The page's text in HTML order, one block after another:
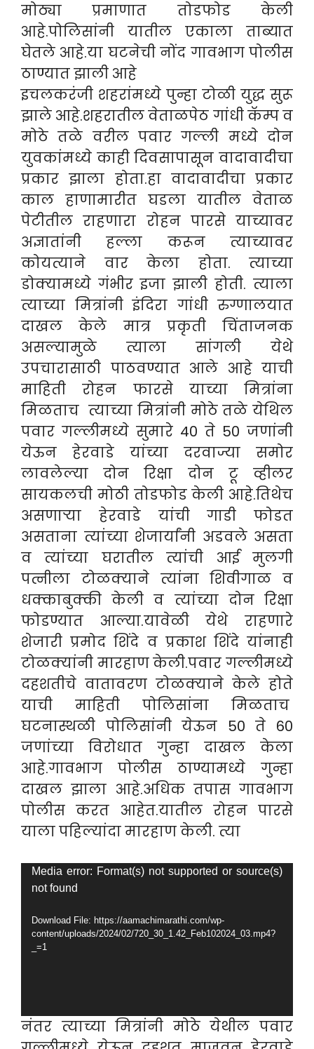
मोठ्या प्रमाणात तोडफोड केली
आहे.पोलिसांनी यातील एकाला ताब्यात
घेतले आहे.या घटनेची नोंद गावभाग पोलीस
ठाण्यात झाली आहे
इचलकरंजी शहरांमध्ये पुन्हा टोळी युद्ध सुरू
झाले आहे.शहरातील वेताळपेठ गांधी कॅम्प व
मोठे तळे वरील पवार गल्ली मध्ये दोन
युवकांमध्ये काही दिवसापासून वादावादीचा
प्रकार झाला होता.हा वादावादीचा प्रकार
काल हाणामारीत घडला यातील वेताळ
पेटीतील राहणारा रोहन पारसे याच्यावर
अज्ञातांनी हल्ला करून त्याच्यावर
कोयत्याने वार केला होता. त्याच्या
डोक्यामध्ये गंभीर इजा झाली होती. त्याला
त्याच्या मित्रांनी इंदिरा गांधी रुग्णालयात
दाखल केले मात्र प्रकृती चिंताजनक
असल्यामुळे त्याला सांगली येथे
उपचारासाठी पाठवण्यात आले आहे याची
माहिती रोहन फारसे याच्या मित्रांना
मिळताच त्याच्या मित्रांनी मोठे तळे येथिल
पवार गल्लीमध्ये सुमारे 40 ते 50 जणांनी
येऊन हेरवाडे यांच्या दरवाज्या समोर
लावलेल्या दोन रिक्षा दोन टू व्हीलर
सायकलची मोठी तोडफोड केली आहे.तिथेच
असणाऱ्या हेरवाडे यांची गाडी फोडत
असताना त्यांच्या शेजार्यांनी अडवले असता
व त्यांच्या घरातील त्यांची आई मुलगी
पत्नीला टोळक्याने त्यांना शिवीगाळ व
धक्काबुक्की केली व त्यांच्या दोन रिक्षा
फोडण्यात आल्या.यावेळी येथे राहणारे
शेजारी प्रमोद शिंदे व प्रकाश शिंदे यांनाही
टोळक्यांनी मारहाण केली.पवार गल्लीमध्ये
दहशतीचे वातावरण टोळक्याने केले होते
याची माहिती पोलिसांना मिळताच
घटनास्थळी पोलिसांनी येऊन 50 ते 60
जणांच्या विरोधात गुन्हा दाखल केला
आहे.गावभाग पोलीस ठाण्यामध्ये गुन्हा
दाखल झाला आहे.अधिक तपास गावभाग
पोलीस करत आहेत.यातील रोहन पारसे
याला पहिल्यांदा मारहाण केली. त्या
Video
Player
Media error: Format(s) not supported or source(s)
not found
Download File: https://aamachimarathi.com/wp-
content/uploads/2024/02/720_30_1.42_Feb102024_03.mp4?
_=1
नंतर त्याच्या मित्रांनी मोठे येथील पवार